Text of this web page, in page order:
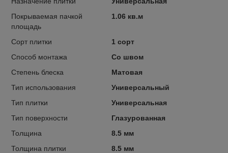
Покрываемая пачкой
площадь
1.06 кв.м
Сорт плитки
1 сорт
Способ монтажа
Со швом
Степень блеска
Матовая
Тип использования
Универсальный
Тип плитки
Универсальная
Тип поверхности
Глазурованная
Толщина
8.5 мм
Толщина плитки
8.5 мм